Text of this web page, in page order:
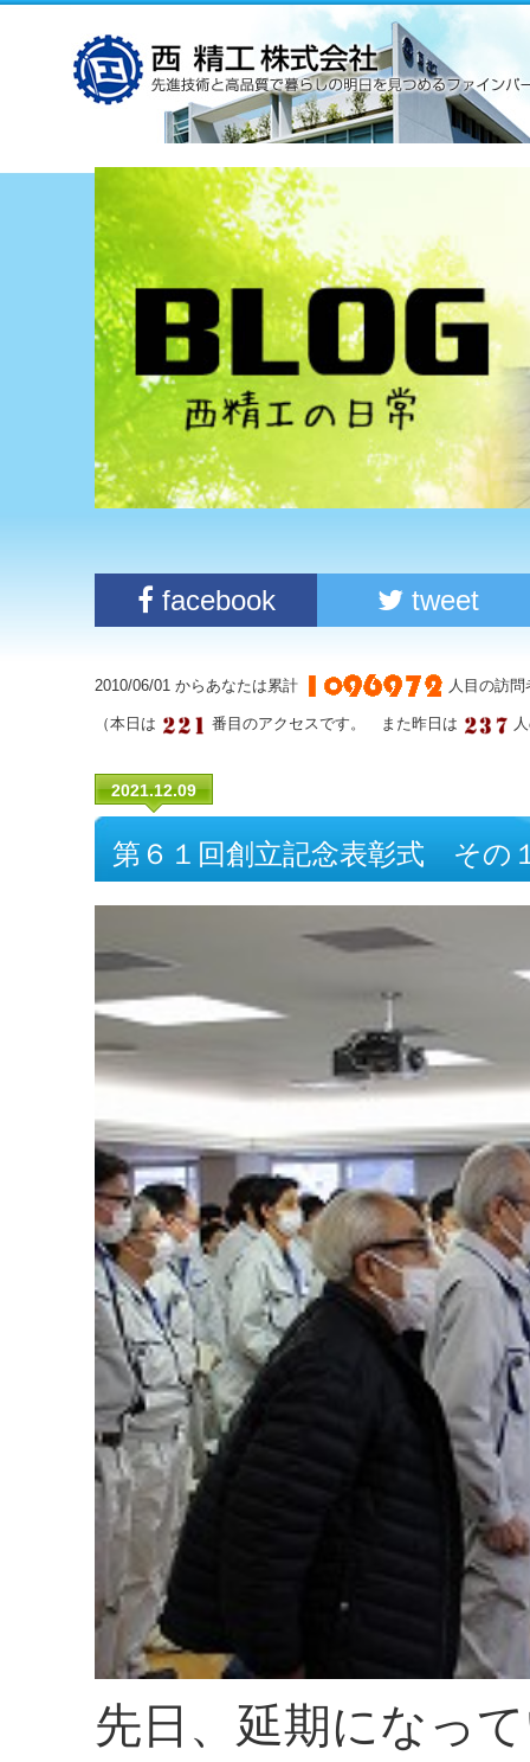
facebook tweet
2010/06/01 からあなたは累計 人目の訪
（本日は 番目のアクセスです。 また昨日は
2021.12.09
第６１回創立記念表彰式 その
先日、延期になっ